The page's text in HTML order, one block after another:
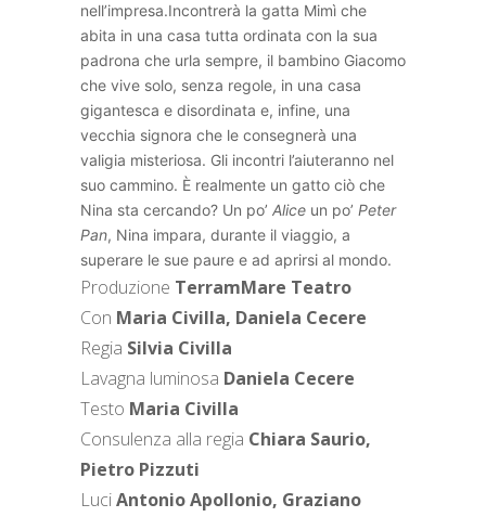
nell’impresa.Incontrerà la gatta Mimì che
abita in una casa tutta ordinata con la sua
padrona che urla sempre, il bambino Giacomo
che vive solo, senza regole, in una casa
gigantesca e disordinata e, infine, una
vecchia signora che le consegnerà una
valigia misteriosa. Gli incontri l’aiuteranno nel
suo cammino. È realmente un gatto ciò che
Nina sta cercando? Un po’ Alice un po’ Peter
Pan, Nina impara, durante il viaggio, a
superare le sue paure e ad aprirsi al mondo.
Produzione TerramMare Teatro
Con Maria Civilla, Daniela Cecere
Regia Silvia Civilla
Lavagna luminosa Daniela Cecere
Testo Maria Civilla
Consulenza alla regia Chiara Saurio,
Pietro Pizzuti
LuciAntonio Apollonio, Graziano